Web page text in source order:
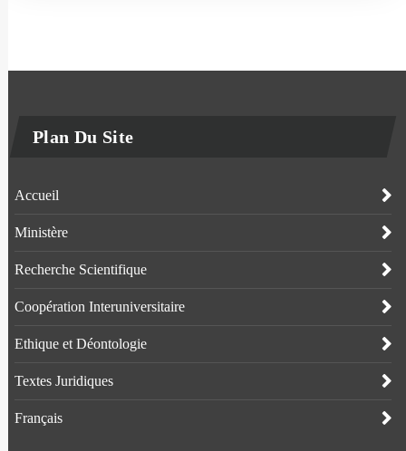
Plan Du Site
Accueil
Ministère
Recherche Scientifique
Coopération Interuniversitaire
Ethique et Déontologie
Textes Juridiques
Français